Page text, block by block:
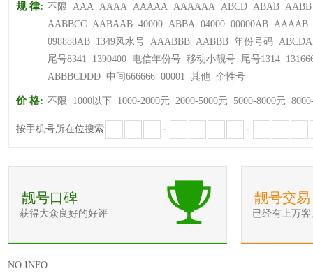
规 律: 不限 AAA AAAA AAAAA AAAAAA ABCD ABAB AABB
AABBCC AABAAB 40000 ABBA 04000 00000AB AAAAB
098888AB 1349风水号 AAABBB AABBB 年份号码
尾号8341
1390400 电信年份号 移动小靓号 尾号1314
ABBBCDDD 中间666666 00001 其他 个性号
价 格: 不限 1000以下 1000-2000元 2000-5000元 5000-8000元
按手机号所在位搜索 - -
靓号口碑
获得大众良好的好评
靓号交易
已经有上万
NO INFO....